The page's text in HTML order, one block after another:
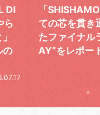
DI
ら
の
「
ての芯を貫き
たファイナル
AY”をレポー